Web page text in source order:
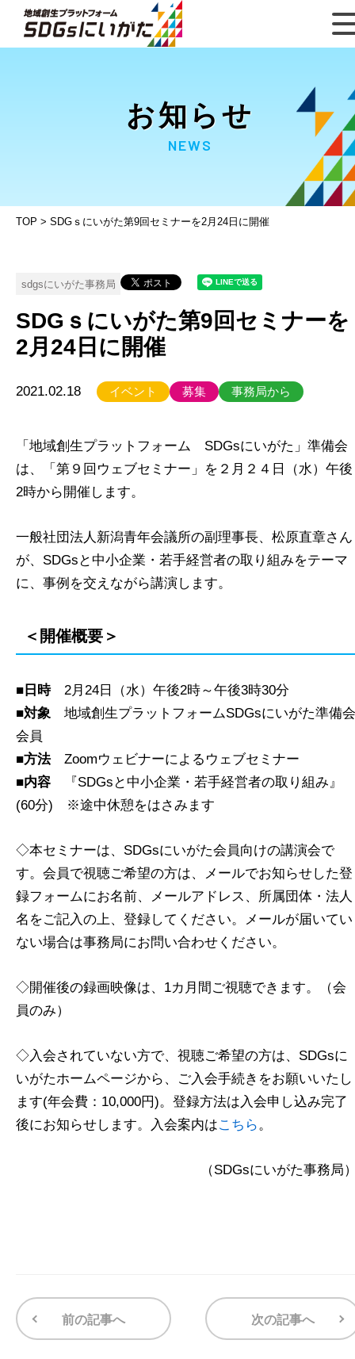
お知らせ
NEWS
TOP > SDGｓにいがた第9回セミナーを2月24日に開催
sdgsにいがた事務局
SDGｓにいがた第9回セミナーを
2月24日に開催
2021.02.18 イベント 募集 事務局から
「地域創生プラットフォーム SDGsにいがた」準備会
は、「第９回ウェブセミナー」を２月２４日（水）午後
2時から開催します。
一般社団法人新潟青年会議所の副理事長、松原直章さん
が、SDGsと中小企業・若手経営者の取り組みをテーマ
に、事例を交えながら講演します。
＜開催概要＞
■日時2月24日（水）午後2時～午後3時30分
■対象 地域創生プラットフォームSDGsにいがた準備会
会員
■方法Zoomウェビナーによるウェブセミナー
■内容 『SDGsと中小企業・若手経営者の取り組み』
(60分) ※途中休憩をはさみます
◇本セミナーは、SDGsにいがた会員向けの講演会で
す。会員で視聴ご希望の方は、メールでお知らせした登
録フォームにお名前、メールアドレス、所属団体・法人
名をご記入の上、登録してください。メールが届いてい
ない場合は事務局にお問い合わせください。
◇開催後の録画映像は、1カ月間ご視聴できます。（会
員のみ）
◇入会されていない方で、視聴ご希望の方は、SDGsに
いがたホームページから、ご入会手続きをお願いいたし
ます(年会費：10,000円)。登録方法は入会申し込み完了
後にお知らせします。入会案内はこちら。
（SDGsにいがた事務局
前の記事へ 次の記事へ